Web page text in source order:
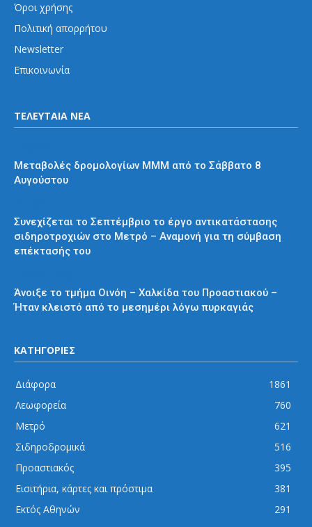
Όροι χρήσης
Πολιτική απορρήτου
Newsletter
Επικοινωνία
ΤΕΛΕΥΤΑΙΑ ΝΕΑ
Μεταβολές δρομολογίων ΜΜΜ από το Σάββατο 8
Αυγούστου
Συνεχίζεται το Σεπτέμβριο το έργο αντικατάστασης
σιδηροτροχιών στο Μετρό – Αναμονή για τη σύμβαση
επέκτασής του
Άνοιξε το τμήμα Οινόη – Χαλκίδα του Προαστιακού –
Ήταν κλειστό από το μεσημέρι λόγω πυρκαγιάς
ΚΑΤΗΓΟΡΙΕΣ
Διάφορα
1861
Λεωφορεία
760
Μετρό
621
Σιδηροδρομικά
516
Προαστιακός
395
Εισιτήρια, κάρτες και πρόστιμα
381
Εκτός Αθηνών
291